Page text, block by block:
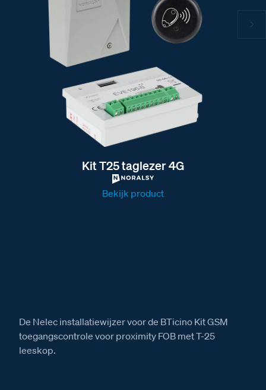
Kit T25 taglezer 4G
Bekijk product
De Nelec installatiewijzer voor de BTicino Kit GSM
toegangscontrole voor proximity FOB met T-25
leeskop.